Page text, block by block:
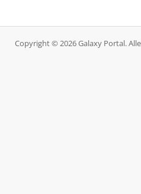
Copyright © 2026 Galaxy Portal.